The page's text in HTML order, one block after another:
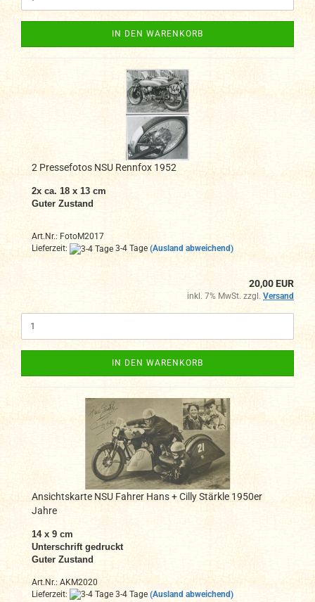
IN DEN WARENKORB
2 Pressefotos NSU Rennfox 1952
2x ca. 18 x 13 cm
Guter Zustand
Art.Nr.: FotoM2017
Lieferzeit:
3-4 Tage (Ausland abweichend)
20,00 EUR
inkl. 7% MwSt. zzgl. Versand
IN DEN WARENKORB
Ansichtskarte NSU Fahrer Hans + Cilly Stärkle 1950er
Jahre
14 x 9 cm
Unterschrift gedruckt
Guter Zustand
Art.Nr.: AKM2020
Lieferzeit:
3-4 Tage (Ausland abweichend)